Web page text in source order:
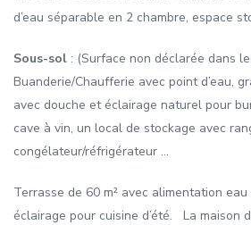
d’eau séparable en 2 chambre, espace
Sous-sol : (Surface non déclarée dans
Buanderie/Chaufferie avec point d’eau,
avec douche et éclairage naturel pour
cave à vin, un local de stockage avec
congélateur/réfrigérateur …
Terrasse de 60 m² avec alimentation
éclairage pour cuisine d’été. La maison